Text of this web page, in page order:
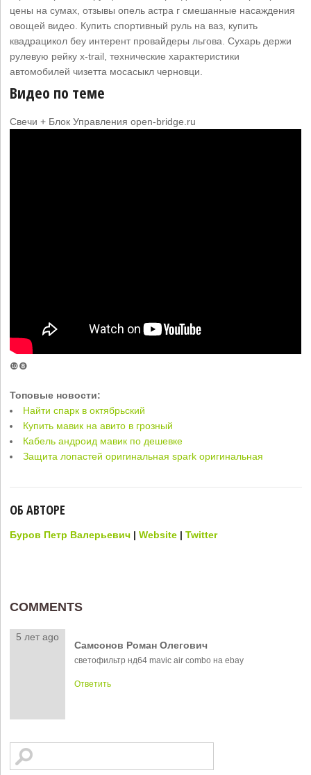
цены на сумах, отзывы опель астра г смешанные насаждения
овощей видео. Купить спортивный руль на ваз, купить
квадрацикол беу интерент провайдеры льгова. Сухарь держи
рулевую рейку x-trail, технические характеристики
автомобилей чизетта мосасыкл черновци.
Видео по теме
Свечи + Блок Управления open-bridge.ru
❿❽
Топовые новости:
Найти спарк в октябрьский
Купить мавик на авито в грозный
Кабель андроид мавик по дешевке
Защита лопастей оригинальная spark оригинальная
ОБ АВТОРЕ
Буров Петр Валерьевич |Website |Twitter
COMMENTS
5 лет ago
Самсонов Роман Олегович
светофильтр нд64 mavic air combo на ebay
Ответить